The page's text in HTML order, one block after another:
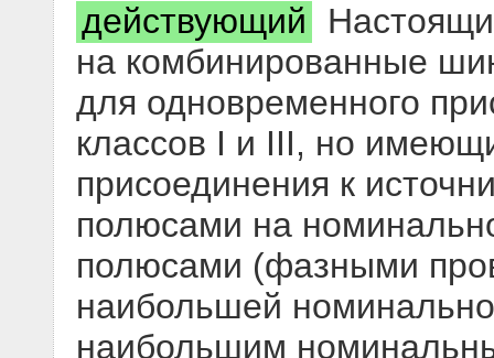
действующий
на комбинированные
для одновременного
классов I и III, но
присоединения к
полюсами на
полюсами (фазными
наибольшей
наибольшим